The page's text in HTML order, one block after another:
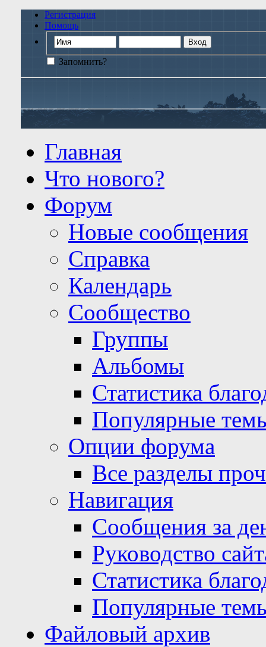
Регистрация
Помощь
Запомнить?
Главная
Что нового?
Форум
Новые сообщения
Справка
Календарь
Сообщество
Группы
Альбомы
Статистика
Популярные
Опции форума
Все разделы
Навигация
Сообщения за
Руководство
Статистика
Популярные
Файловый архив